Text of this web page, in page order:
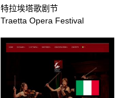
特拉埃塔歌剧节
Traetta Opera Festival